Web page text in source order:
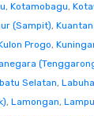
, Kotamobagu,
(Sampit),
Progo,
Selatan,
, Lamongan,